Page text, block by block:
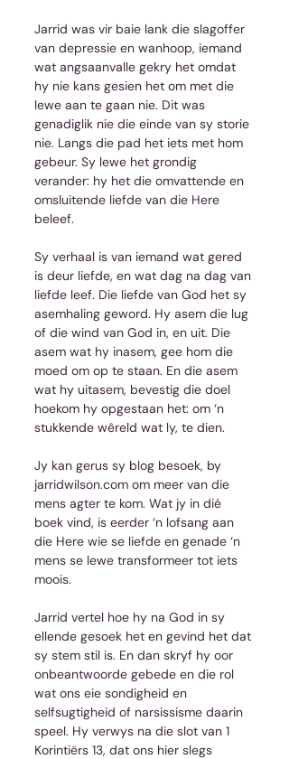
Jarrid was vir baie lank die slagoffer
van depressie en wanhoop, iemand
wat angsaanvalle gekry het omdat
hy nie kans gesien het om met die
lewe aan te gaan nie. Dit was
genadiglik nie die einde van sy storie
nie. Langs die pad het iets met hom
gebeur. Sy lewe het grondig
verander: hy het die omvattende en
omsluitende liefde van die Here
beleef.
Sy verhaal is van iemand wat gered
is deur liefde, en wat dag na dag van
liefde leef. Die liefde van God het sy
asemhaling geword. Hy asem die lug
of die wind van God in, en uit. Die
asem wat hy inasem, gee hom die
moed om op te staan. En die asem
wat hy uitasem, bevestig die doel
hoekom hy opgestaan het: om ‘n
stukkende wêreld wat ly, te dien.
Jy kan gerus sy blog besoek, by
jarridwilson.com om meer van die
mens agter te kom. Wat jy in dié
boek vind, is eerder ‘n lofsang aan
die Here wie se liefde en genade ‘n
mens se lewe transformeer tot iets
moois.
Jarrid vertel hoe hy na God in sy
ellende gesoek het en gevind het dat
sy stem stil is. En dan skryf hy oor
onbeantwoorde gebede en die rol
wat ons eie sondigheid en
selfsugtigheid of narsissisme daarin
speel. Hy verwys na die slot van 1
Korintiërs 13, dat ons hier slegs